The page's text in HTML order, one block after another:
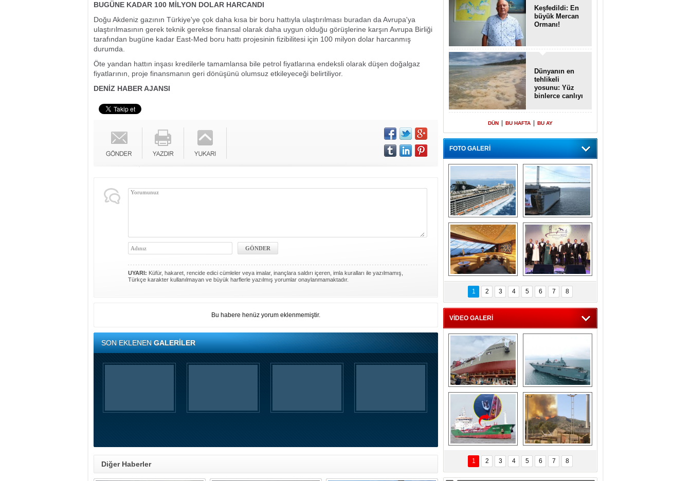
BUGÜNE KADAR 100 MİLYON DOLAR HARCANDI
Doğu Akdeniz gazının Türkiye'ye çok daha kısa bir boru hattıyla ulaştırılması buradan da Avrupa'ya
ulaştırılmasının gerek teknik gerekse finansal olarak daha uygun olduğu görüşlerine karşın Avrupa Birliği
tarafından bugüne kadar East-Med boru hattı projesinin fizibilitesi için 100 milyon dolar harcanmış
durumda.
Öte yandan hattın inşası kredilerle tamamlansa bile petrol fiyatlarına endeksli olarak düşen doğalgaz
fiyatlarının, proje finansmanın geri dönüşünü olumsuz etkileyeceği belirtiliyor.
DENİZ HABER AJANSI
UYARI: Küfür, hakaret, rencide edici cümleler veya imalar, inançlara saldırı içeren, imla kuralları ile yazılmamış,
Türkçe karakter kullanılmayan ve büyük harflerle yazılmış yorumlar onaylanmamaktadır.
Bu habere henüz yorum eklenmemiştir.
SON EKLENENGALERİLER
Diğer Haberler
Keşfedildi: En
büyük Mercan
Ormanı!
Dünyanın en
tehlikeli
yosunu: Yüz
binlerce canlıyı
DÜN BU HAFTA BU AY
FOTO GALERİ
“Gemi içinde gemi”
konsepti ile MSC
Splendida
Dünyada tek!
Denizaltı yüzer
havuzu intikal
seyrine başladı
MSC'den 55 milyon
euroluk turizm geliri
müjdesi
5. Bosphorus Ship
Brokers Dinner,
İstanbul’da yapıldı
1 2 3 4 5 6 7 8
VİDEO GALERİ
Çeksan Tersanesi,
Başaran Bayrak
tankerini suya
indirdi
TCG Anadolu,
tersane teknik
seyrini tamamladı
Göçmenlerin
imdadına Türk
sahipli MINA DENIZ
yetişti
Milas’taki yangın
yeniden termik
santrallere doğru
ilerliyor
1 2 3 4 5 6 7 8